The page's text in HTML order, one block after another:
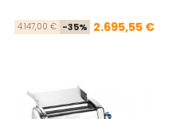
4.147,00 € -35% Precio
2.695,55 €